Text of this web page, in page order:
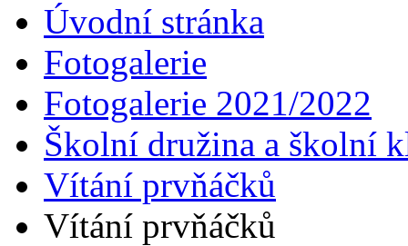
Úvodní stránka
Fotogalerie
Fotogalerie 2021/2022
Školní družina a školní
Vítání prvňáčků
Vítání prvňáčků